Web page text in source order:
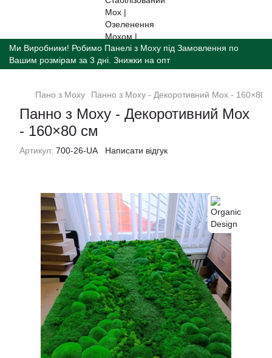
Ми Виробники! Робимо Панелі з Моху під Замовлення по
Вашим розмірам за 3 дні. Знижки на опт
Пано з Моху Панно з Моху - Декоротивний Мох - 160×80
Панно з Моху - Декоротивний Мох
- 160×80 см
Артикул: 700-26-UA Написати відгук